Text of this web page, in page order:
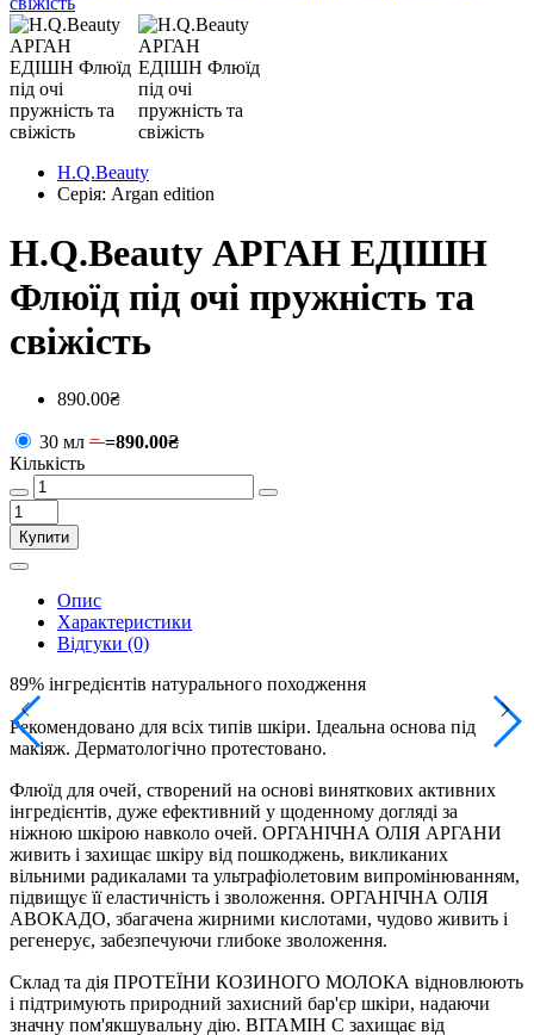
H.Q.Beauty
Серія: Argan edition
H.Q.Beauty АРГАН ЕДІШН
Флюїд під очі пружність та
свіжість
890.00₴
30 мл ==890.00₴
Кількість
Купити
Опис
Характеристики
Відгуки (0)
89% інгредієнтів натурального походження
Рекомендовано для всіх типів шкіри. Ідеальна основа під
макіяж. Дерматологічно протестовано.
Флюїд для очей, створений на основі виняткових активних
інгредієнтів, дуже ефективний у щоденному догляді за
ніжною шкірою навколо очей. ОРГАНІЧНА ОЛІЯ АРГАНИ
живить і захищає шкіру від пошкоджень, викликаних
вільними радикалами та ультрафіолетовим випромінюванням,
підвищує її еластичність і зволоження. ОРГАНІЧНА ОЛІЯ
АВОКАДО, збагачена жирними кислотами, чудово живить і
регенерує, забезпечуючи глибоке зволоження.
Склад та дія ПРОТЕЇНИ КОЗИНОГО МОЛОКА відновлюють
і підтримують природний захисний бар'єр шкіри, надаючи
значну пом'якшувальну дію. ВІТАМІН С захищає від